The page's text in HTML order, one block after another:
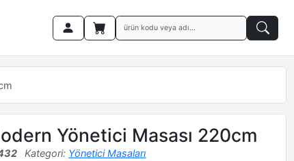
Yönetici Masası 220cm
Kategori: Yönetici Masaları